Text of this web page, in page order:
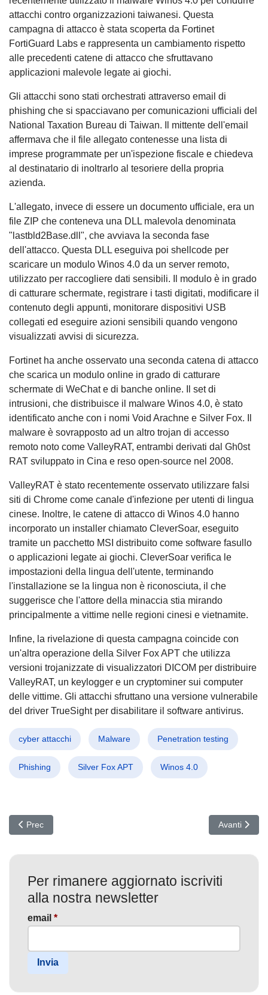
attacchi contro organizzazioni taiwanesi. Questa
campagna di attacco è stata scoperta da Fortinet
FortiGuard Labs e rappresenta un cambiamento rispetto
alle precedenti catene di attacco che sfruttavano
applicazioni malevole legate ai giochi.
Gli attacchi sono stati orchestrati attraverso email di
phishing che si spacciavano per comunicazioni ufficiali del
National Taxation Bureau di Taiwan. Il mittente dell'email
affermava che il file allegato contenesse una lista di
imprese programmate per un'ispezione fiscale e chiedeva
al destinatario di inoltrarlo al tesoriere della propria
azienda.
L'allegato, invece di essere un documento ufficiale, era un
file ZIP che conteneva una DLL malevola denominata
"lastbld2Base.dll", che avviava la seconda fase
dell'attacco. Questa DLL eseguiva poi shellcode per
scaricare un modulo Winos 4.0 da un server remoto,
utilizzato per raccogliere dati sensibili. Il modulo è in grado
di catturare schermate, registrare i tasti digitati, modificare il
contenuto degli appunti, monitorare dispositivi USB
collegati ed eseguire azioni sensibili quando vengono
visualizzati avvisi di sicurezza.
Fortinet ha anche osservato una seconda catena di attacco
che scarica un modulo online in grado di catturare
schermate di WeChat e di banche online. Il set di
intrusioni, che distribuisce il malware Winos 4.0, è stato
identificato anche con i nomi Void Arachne e Silver Fox. Il
malware è sovrapposto ad un altro trojan di accesso
remoto noto come ValleyRAT, entrambi derivati dal Gh0st
RAT sviluppato in Cina e reso open-source nel 2008.
ValleyRAT è stato recentemente osservato utilizzare falsi
siti di Chrome come canale d'infezione per utenti di lingua
cinese. Inoltre, le catene di attacco di Winos 4.0 hanno
incorporato un installer chiamato CleverSoar, eseguito
tramite un pacchetto MSI distribuito come software fasullo
o applicazioni legate ai giochi. CleverSoar verifica le
impostazioni della lingua dell'utente, terminando
l'installazione se la lingua non è riconosciuta, il che
suggerisce che l'attore della minaccia stia mirando
principalmente a vittime nelle regioni cinesi e vietnamite.
Infine, la rivelazione di questa campagna coincide con
un'altra operazione della Silver Fox APT che utilizza
versioni trojanizzate di visualizzatori DICOM per distribuire
ValleyRAT, un keylogger e un cryptominer sui computer
delle vittime. Gli attacchi sfruttano una versione vulnerabile
del driver TrueSight per disabilitare il software antivirus.
cyber attacchi Malware Penetration testing
Phishing Silver Fox APT Winos 4.0
Articolo precedente: Cyber Showdown: LockBit sfida il nuovo
Prec Articolo
Avanti
Per rimanere aggiornato iscriviti
alla nostra newsletter
email *
Invia